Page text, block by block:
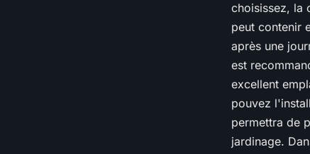
choisissez, la
peut contenir
après une
est
excellent
pouvez
permettra de
jardinage.